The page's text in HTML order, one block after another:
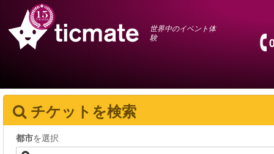
世界中のイベント体
験
チケットを検索
都市を選択